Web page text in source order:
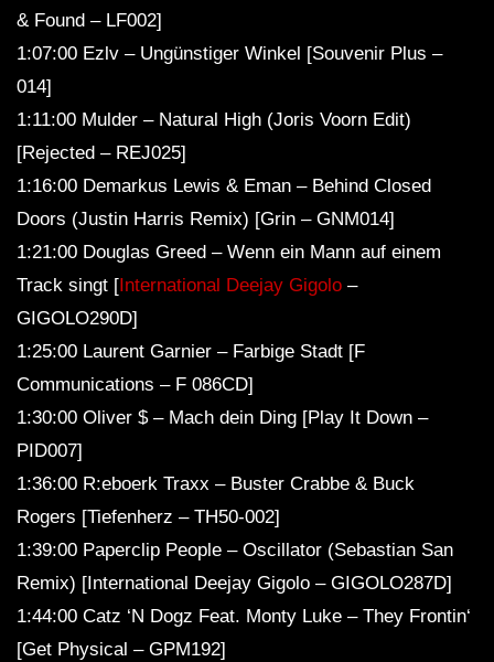
& Found – LF002]
1:07:00 Ezlv – Ungünstiger Winkel [Souvenir Plus –
014]
1:11:00 Mulder – Natural High (Joris Voorn Edit)
[Rejected – REJ025]
1:16:00 Demarkus Lewis & Eman – Behind Closed
Doors (Justin Harris Remix) [Grin – GNM014]
1:21:00 Douglas Greed – Wenn ein Mann auf einem
Track singt [International Deejay Gigolo –
GIGOLO290D]
1:25:00 Laurent Garnier – Farbige Stadt [F
Communications – F 086CD]
1:30:00 Oliver $ – Mach dein Ding [Play It Down –
PID007]
1:36:00 R:eboerk Traxx – Buster Crabbe & Buck
Rogers [Tiefenherz – TH50-002]
1:39:00 Paperclip People – Oscillator (Sebastian San
Remix) [International Deejay Gigolo – GIGOLO287D]
1:44:00 Catz ‘N Dogz Feat. Monty Luke – They Frontin‘
[Get Physical – GPM192]